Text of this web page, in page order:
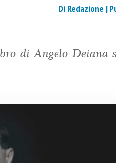
Di Redazione |
di Angelo Deiana